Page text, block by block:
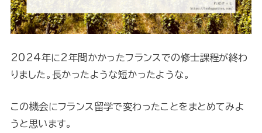
2024年に2年間かかったフランスでの修士課程が終わ
りました。長かったような短かったような。
この機会にフランス留学で変わったことをまとめてみよ
うと思います。